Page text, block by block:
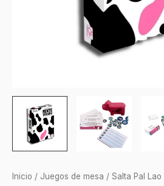
Inicio / Juegos de mesa / Salta Pal Lao